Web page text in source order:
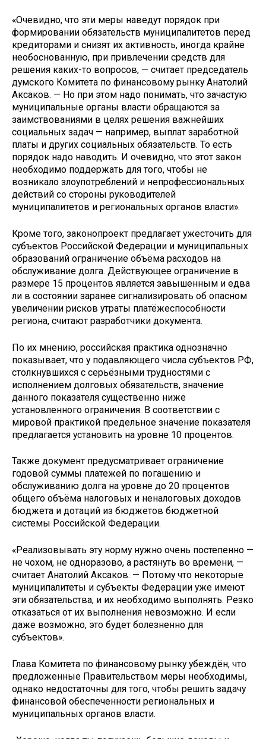
«Очевидно, что эти меры наведут порядок при
формировании обязательств муниципалитетов перед
кредиторами и снизят их активность, иногда крайне
необоснованную, при привлечении средств для
решения каких-то вопросов, — считает председатель
думского Комитета по финансовому рынку Анатолий
Аксаков. — Но при этом надо понимать, что зачастую
муниципальные органы власти обращаются за
заимствованиями в целях решения важнейших
социальных задач — например, выплат заработной
платы и других социальных обязательств. То есть
порядок надо наводить. И очевидно, что этот закон
необходимо поддержать для того, чтобы не
возникало злоупотреблений и непрофессиональных
действий со стороны руководителей
муниципалитетов и региональных органов власти».
Кроме того, законопроект предлагает ужесточить для
субъектов Российской Федерации и муниципальных
образований ограничение объёма расходов на
обслуживание долга. Действующее ограничение в
размере 15 процентов является завышенным и едва
ли в состоянии заранее сигнализировать об опасном
увеличении рисков утраты платёжеспособности
региона, считают разработчики документа.
По их мнению, российская практика однозначно
показывает, что у подавляющего числа субъектов РФ,
столкнувшихся с серьёзными трудностями с
исполнением долговых обязательств, значение
данного показателя существенно ниже
установленного ограничения. В соответствии с
мировой практикой предельное значение показателя
предлагается установить на уровне 10 процентов.
Также документ предусматривает ограничение
годовой суммы платежей по погашению и
обслуживанию долга на уровне до 20 процентов
общего объёма налоговых и неналоговых доходов
бюджета и дотаций из бюджетов бюджетной
системы Российской Федерации.
«Реализовывать эту норму нужно очень постепенно —
не чохом, не одноразово, а растянуть во времени, —
считает Анатолий Аксаков. — Потому что некоторые
муниципалитеты и субъекты Федерации уже имеют
эти обязательства, и их необходимо выполнять. Резко
отказаться от их выполнения невозможно. И если
даже возможно, это будет болезненно для
субъектов».
Глава Комитета по финансовому рынку убеждён, что
предложенные Правительством меры необходимы,
однако недостаточны для того, чтобы решить задачу
финансовой обеспеченности региональных и
муниципальных органов власти.